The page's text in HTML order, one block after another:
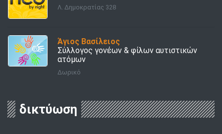
Λ. Δημοκρατίας 328
Άγιος Βασίλειος
Σύλλογος γονέων & φίλων αυτιστικών
ατόμων
Δωρικό
δικτύωση